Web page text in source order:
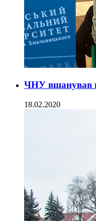
ЧНУ вшанував
18.02.2020